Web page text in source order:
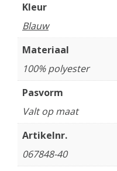
Kleur
Blauw
Materiaal
100% polyester
Pasvorm
Valt op maat
Artikelnr.
067848-40